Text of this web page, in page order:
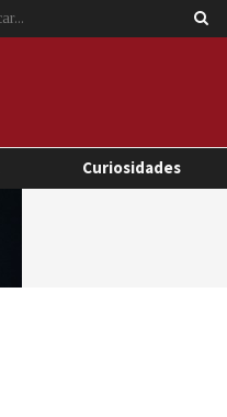
Curiosidades